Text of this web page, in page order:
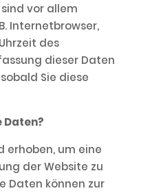
vor allem
Internetbrowser,
des
dieser Daten
Sie diese
Daten?
erhoben, um eine
der Website zu
Daten können zur